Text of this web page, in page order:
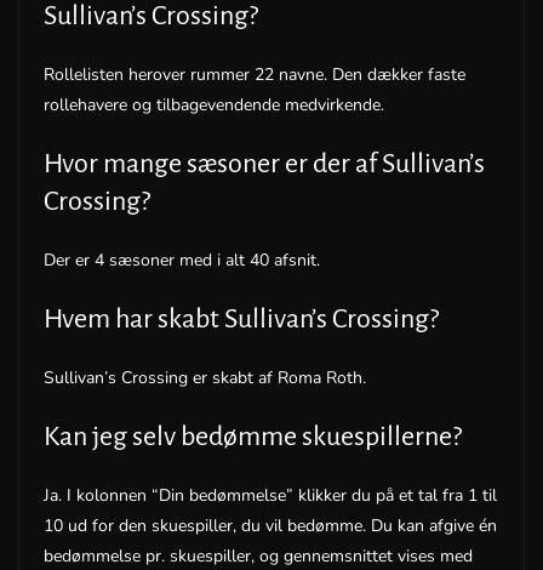
Sullivan’s Crossing?
Rollelisten herover rummer 22 navne. Den dækker faste
rollehavere og tilbagevendende medvirkende.
Hvor mange sæsoner er der af Sullivan’s
Crossing?
Der er 4 sæsoner med i alt 40 afsnit.
Hvem har skabt Sullivan’s Crossing?
Sullivan’s Crossing er skabt af Roma Roth.
Kan jeg selv bedømme skuespillerne?
Ja. I kolonnen “Din bedømmelse” klikker du på et tal fra 1 til
10 ud for den skuespiller, du vil bedømme. Du kan afgive én
bedømmelse pr. skuespiller, og gennemsnittet vises med